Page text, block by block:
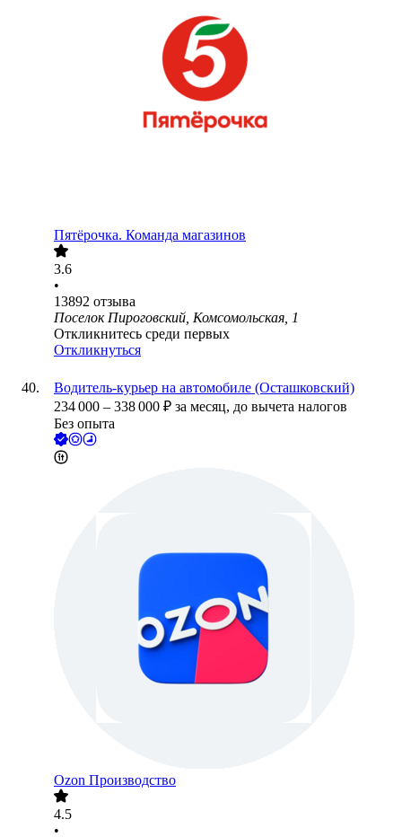
Пятёрочка. Команда магазинов
3.6
•
13892 отзыва
Поселок Пироговский, Комсомольская, 1
Откликнитесь среди первых
Откликнуться
Водитель-курьер на автомобиле (Осташковский)
234 000 – 338 000 ₽ за месяц, до вычета налогов
Без опыта
Ozon Производство
4.5
•